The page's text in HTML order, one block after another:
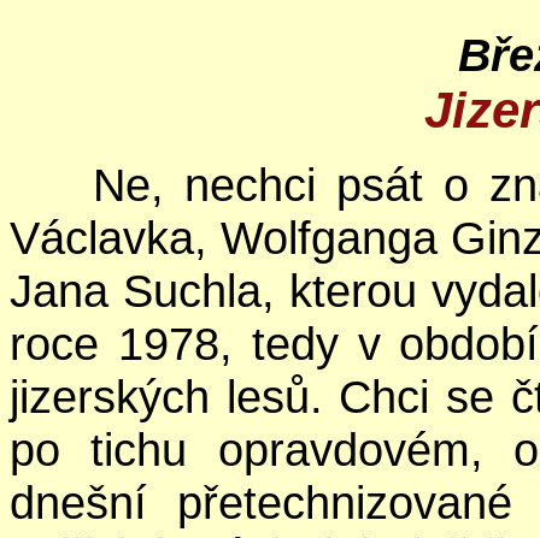
Ne, nechci psát o
Václavka, Wolfganga
Jana Suchla, kterou
roce 1978, tedy v
jizerských lesů. Chci se
po tichu opravdovém,
dnešní